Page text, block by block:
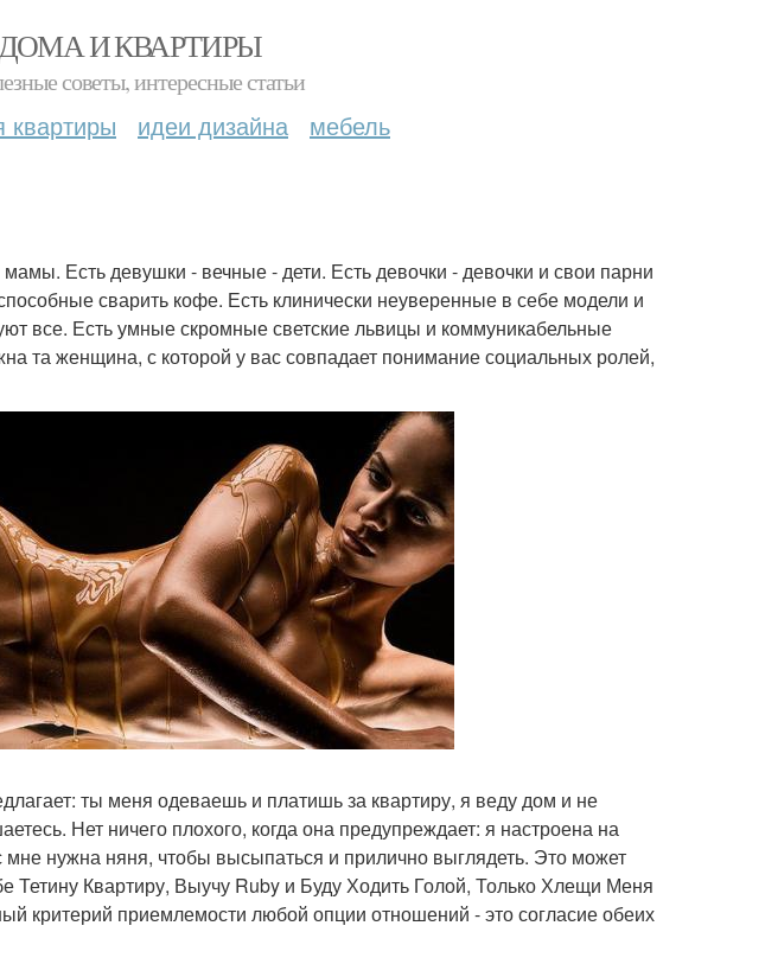
И КВАРТИРЫ
советы, интересные статьи
квартиры идеи дизайна мебель
Есть девушки - вечные - дети. Есть девочки - девочки и свои парни
сварить кофе. Есть клинически неуверенные в себе модели и
все. Есть умные скромные светские львицы и коммуникабельные
та женщина, с которой у вас совпадает понимание социальных ролей,
ты меня одеваешь и платишь за квартиру, я веду дом и не
Нет ничего плохого, когда она предупреждает: я настроена на
нужна няня, чтобы высыпаться и прилично выглядеть. Это может
Тетину Квартиру, Выучу Ruby и Буду Ходить Голой, Только Хлещи Меня
критерий приемлемости любой опции отношений - это согласие обеих